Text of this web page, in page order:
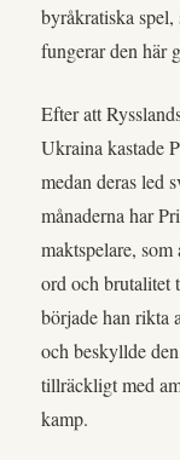
byråkratiska
fungerar den här
Efter att
Ukraina kastade
medan deras led
månaderna har
maktspelare,
ord och brutalitet
började han rikta
och beskyllde
tillräckligt med
kamp.